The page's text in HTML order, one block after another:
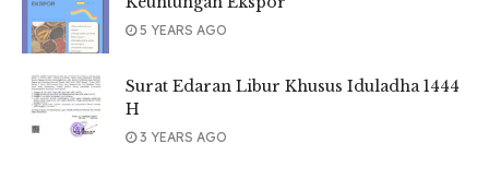
5 YEARS AGO
Surat Edaran Libur Khusus Iduladha 1444
H
3 YEARS AGO